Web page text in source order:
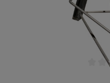
Durchschnittliche Bewertung